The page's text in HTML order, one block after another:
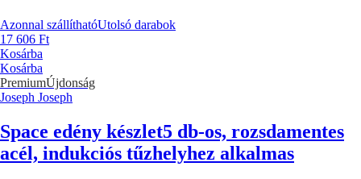
Azonnal szállíthatóUtolsó darabok
17 606 Ft
Kosárba
Kosárba
PremiumÚjdonság
Joseph Joseph
Space edény készlet5 db-os, rozsdamentes
acél, indukciós tűzhelyhez alkalmas